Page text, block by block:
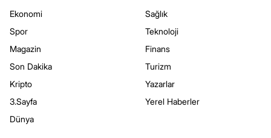
Ekonomi
Spor
Magazin
Son Dakika
Kripto
3.Sayfa
Dünya
Sağlık
Teknoloji
Finans
Turizm
Yazarlar
Yerel Haberler